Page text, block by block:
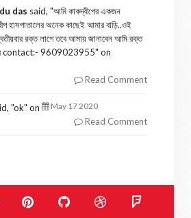
das said, "আমি কাকদ্বীপের একজন
হাসপাতালের অনেক কাছেই আমার বাড়ি..ওই
রক্ত লাগে তবে আমায় জানাবেন আমি রক্ত
contact:- 9609023955" on
Read Comment
"ok" on May 17 2020
Read Comment